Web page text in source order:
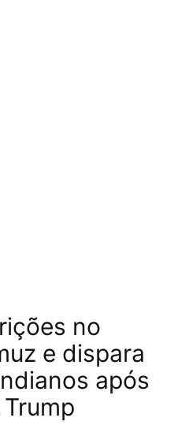
no
e dispara
após